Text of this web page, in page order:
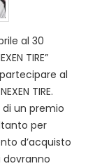
al 30
TIRE”
al
TIRE.
un premio
per
d’acquisto
dovranno